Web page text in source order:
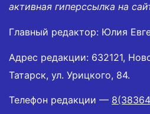
активная гиперссылка на
Главный редактор: Юлия
Адрес редакции: 632121,
Татарск, ул. Урицкого, 84.
Телефон редакции —